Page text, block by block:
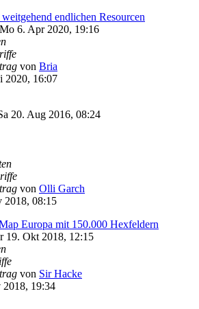
endlichen Resourcen
Mo 6. Apr 2020, 19:16
von Bria
2020, 16:07
20. Aug 2016, 08:24
von Olli Garch
2018, 08:15
Europa mit 150.000 Hexfeldern
19. Okt 2018, 12:15
von Sir Hacke
19:34